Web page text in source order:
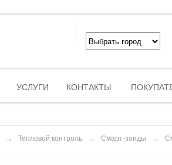
УСЛУГИ КОНТАКТЫ
→ Тепловой контроль → Смарт-зонды →